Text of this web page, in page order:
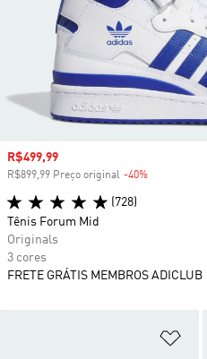
Preço com desconto
R$499,99
R$899,99 Preço original -40%
(728)
Tênis Forum Mid
Originals
3 cores
FRETE GRÁTIS MEMBROS ADICLUB